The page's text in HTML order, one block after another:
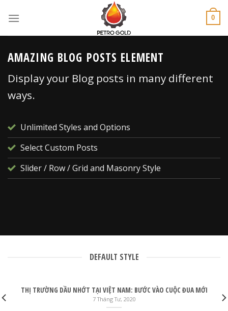
0
AMAZING BLOG POSTS ELEMENT
Display your Blog posts in many different
ways.
Unlimited Styles and Options
Select Custom Posts
Slider / Row / Grid and Masonry Style
DEFAULT STYLE
THỊ TRƯỜNG DẦU NHỚT TẠI VIỆT NAM: BƯỚC VÀO CUỘC ĐUA MỚI
7 Tháng Tư, 2020